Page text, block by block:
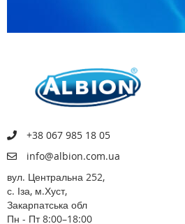
+38 067 985 18 05
info@albion.com.ua
вул. Центральна 252,
с. Іза, м.Хуст,
Закарпатська обл
Пн - Пт 8:00–18:00